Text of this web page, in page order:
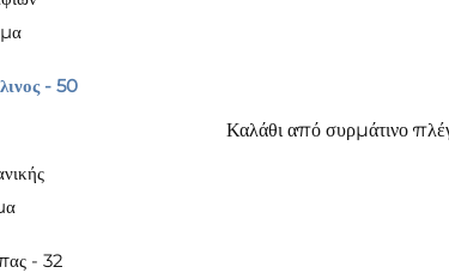
- 50
- 32
Καλάθι από συρμάτινο